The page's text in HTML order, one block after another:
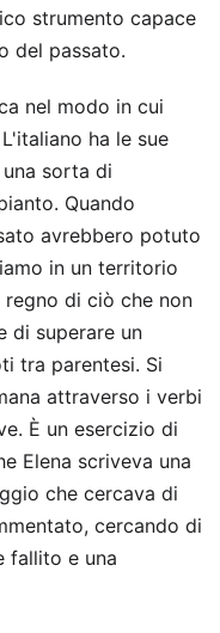
strumento capace
del passato.
nel modo in cui
ha le sue
sorta di
Quando
avrebbero potuto
in un territorio
di ciò che non
di superare un
tra parentesi. Si
attraverso i verbi
È un esercizio di
Elena scriveva una
che cercava di
cercando di
fallito e una